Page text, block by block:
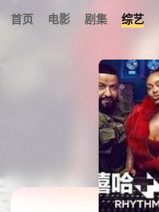
首页 电影 剧集 综艺
暂无观看影